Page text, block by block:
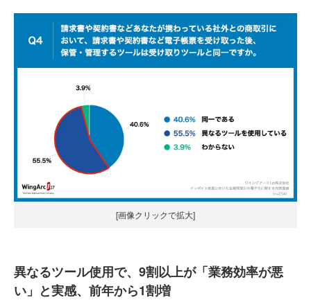
[画像クリックで拡大]
異なるツール使用で、9割以上が「業務効率が悪
い」と実感、前年から1割増